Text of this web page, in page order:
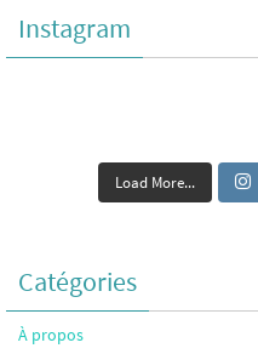
Instagram
Load More...
Catégories
À propos